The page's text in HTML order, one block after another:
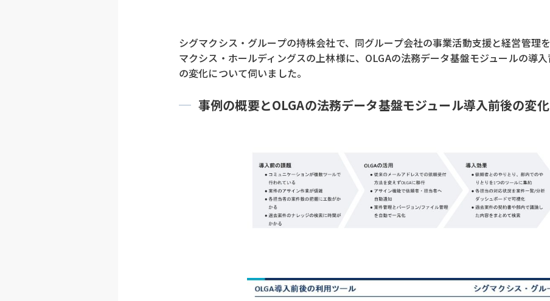
シグマクシス・グループの持株会社で、同グループ会社の事業活動支援と経営管理
マクシス・ホールディングスの上林様に、OLGAの法務データ基盤モジュールの導
の変化について伺いました。
事例の概要とOLGAの法務データ基盤モジュール導入前後の変化